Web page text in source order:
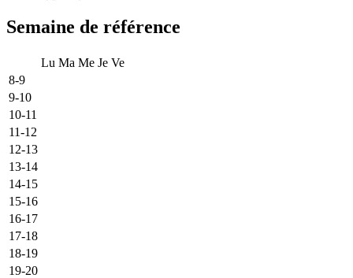
Semaine de référence
Lu Ma Me Je Ve
8-9
9-10
10-11
11-12
12-13
13-14
14-15
15-16
16-17
17-18
18-19
19-20